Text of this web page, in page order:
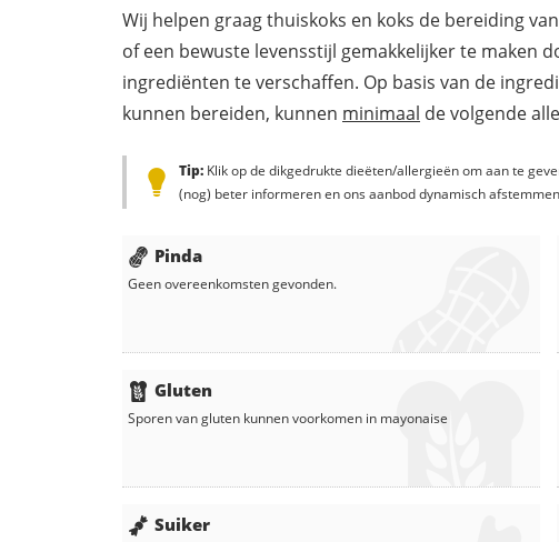
Wij helpen graag thuiskoks en koks de bereiding
of een bewuste levensstijl gemakkelijker te maken
ingrediënten te verschaffen. Op basis van de
kunnen bereiden, kunnen minimaal de volgende
Tip: Klik op de dikgedrukte dieëten/allergieën om aan te
(nog) beter informeren en ons aanbod dynamisch
Pinda
Geen overeenkomsten gevonden.
Gluten
Sporen van gluten kunnen voorkomen in mayonaise
Suiker